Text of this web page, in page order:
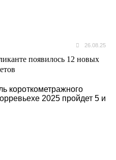
26.08.25
появилось 12 новых